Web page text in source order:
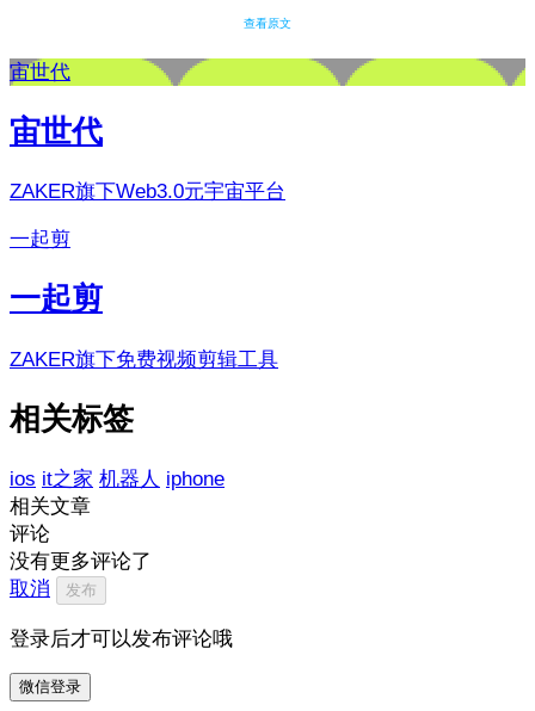
查看原文
宙世代
宙世代
ZAKER旗下Web3.0元宇宙平台
一起剪
一起剪
ZAKER旗下免费视频剪辑工具
相关标签
ios it之家 机器人 iphone
相关文章
评论
没有更多评论了
取消
发布
登录后才可以发布评论哦
微信登录